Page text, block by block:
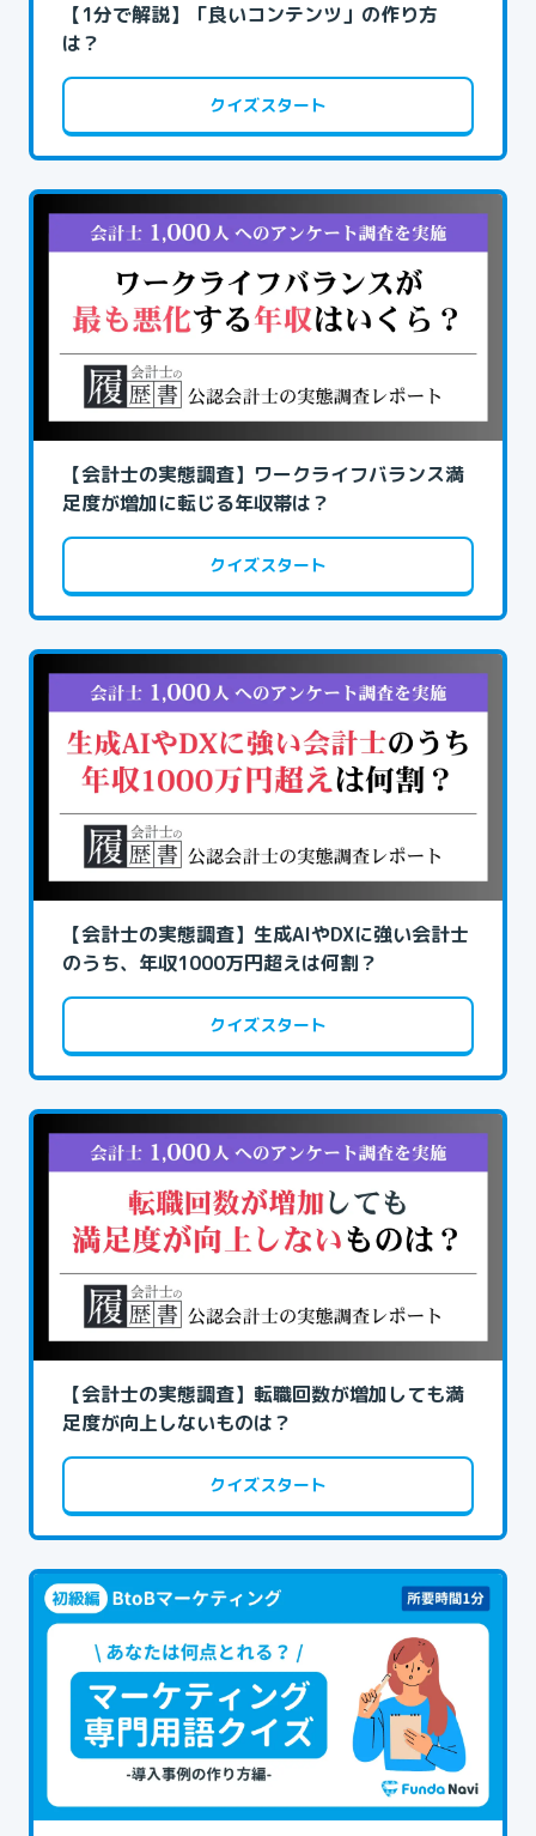
【1分で解説】「良いコンテンツ」の作り方
は？
クイズスタート
【会計士の実態調査】ワークライフバランス満
足度が増加に転じる年収帯は？
クイズスタート
【会計士の実態調査】生成AIやDXに強い会計士
のうち、年収1000万円超えは何割？
クイズスタート
【会計士の実態調査】転職回数が増加しても満
足度が向上しないものは？
クイズスタート